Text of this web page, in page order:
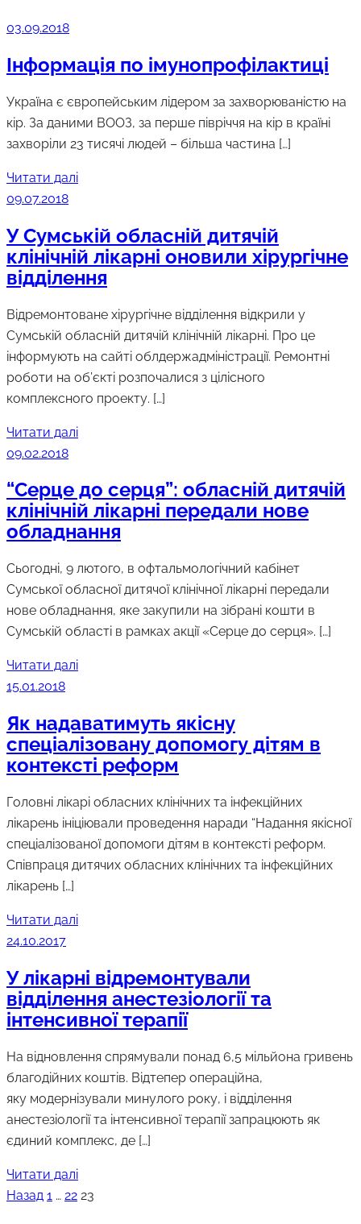
03.09.2018
Інформація по імунопрофілактиці
Україна є європейським лідером за захворюваністю на
кір. За даними ВООЗ, за перше півріччя на кір в країні
захворіли 23 тисячі людей – більша частина […]
Читати далі
09.07.2018
У Сумській обласній дитячій
клінічній лікарні оновили хірургічне
відділення
Відремонтоване хірургічне відділення відкрили у
Сумській обласній дитячій клінічній лікарні. Про це
інформують на сайті облдержадміністрації. Ремонтні
роботи на об’єкті розпочалися з цілісного
комплексного проекту. […]
Читати далі
09.02.2018
“Серце до серця”: обласній дитячій
клінічній лікарні передали нове
обладнання
Сьогодні, 9 лютого, в офтальмологічний кабінет
Сумської обласної дитячої клінічної лікарні передали
нове обладнання, яке закупили на зібрані кошти в
Сумській області в рамках акції «Серце до серця». […]
Читати далі
15.01.2018
Як надаватимуть якісну
спеціалізовану допомогу дітям в
контексті реформ
Головні лікарі обласних клінічних та інфекційних
лікарень ініціювали проведення наради “Надання якісної
спеціалізованої допомоги дітям в контексті реформ.
Співпраця дитячих обласних клінічних та інфекційних
лікарень […]
Читати далі
24.10.2017
У лікарні відремонтували
відділення анестезіології та
інтенсивної терапії
На відновлення спрямували понад 6,5 мільйона гривень
благодійних коштів. Відтепер операційна,
яку модернізували минулого року, і відділення
анестезіології та інтенсивної терапії запрацюють як
єдиний комплекс, де […]
Читати далі
Пагінація
Назад 1 … 22 23